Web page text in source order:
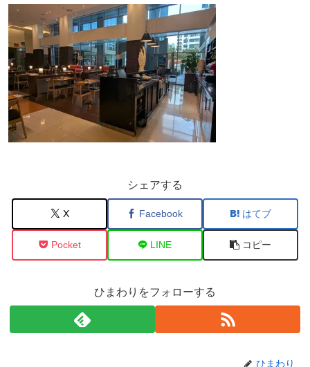
シェアする
X Facebook はてブ
Pocket LINE コピー
ひまわりをフォローする
ひまわり